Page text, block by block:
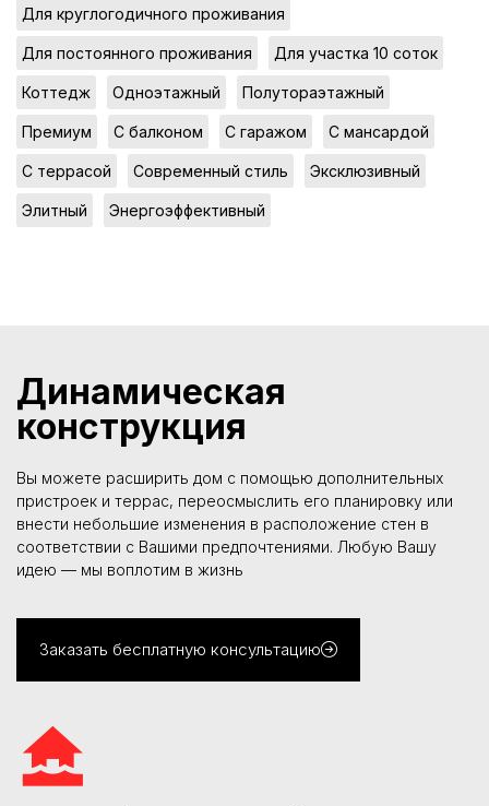
Для круглогодичного проживания
Для постоянного проживания Для участка 10 соток
Коттедж Одноэтажный Полутораэтажный
Премиум С балконом С гаражом С мансардой
С террасой Современный стиль Эксклюзивный
Элитный Энергоэффективный
Динамическая
конструкция
Вы можете расширить дом с помощью дополнительных
пристроек и террас, переосмыслить его планировку или
внести небольшие изменения в расположение стен в
соответствии с Вашими предпочтениями. Любую Вашу
идею — мы воплотим в жизнь
Заказать бесплатную консультацию